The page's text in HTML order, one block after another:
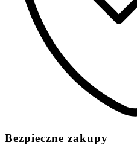
Bezpieczne zakupy